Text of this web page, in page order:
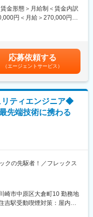
ィセンサーで犯人逮捕に貢
た。
ますが、必ず一人一人にチ
づいた教育をサポーいたし
の試作開発および量産導入
製品試作、試作結果報告、
更となる場合があります。
デバイス構造や生産プロセ
、目標の品質や歩留りを
スマートフォンは海外メ
ール、Spotfire、JMP
やタブレットに向けた
を行っています。
売されエンドユーザーに使
金形態＞月給制＜賃金内訳
円＜月給＞270,000円～
：644万円上級担当者レベ
万円賃金はあくまでも目
る可能性があります。月給
応募依頼する
（エージェントサービス）
リティエンジニア◆
先端技術に携わる
クの先駆者！／フレックス
、商用車の開発・製造・販
ック「eCanter」など環境対
崎市中原区大倉町10 勤務地
駅受動喫煙対策：屋内全